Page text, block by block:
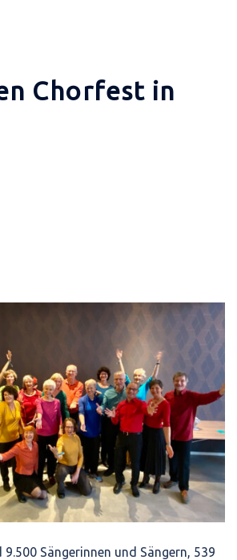
Chorfest in
Sängerinnen und Sängern, 539